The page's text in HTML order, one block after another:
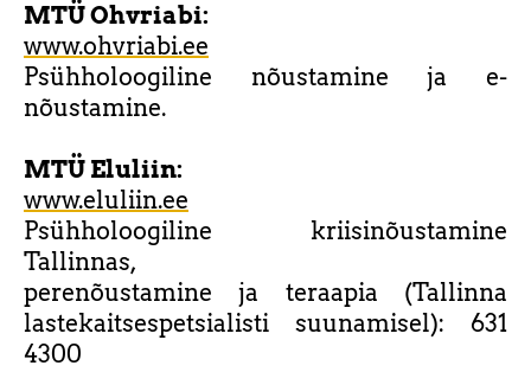
MTÜ Ohvriabi:
www.ohvriabi.ee
Psühholoogiline nõustamine ja e-
nõustamine.
MTÜ Eluliin:
www.eluliin.ee
Psühholoogiline kriisinõustamine
Tallinnas,
perenõustamine ja teraapia (Tallinna
lastekaitsespetsialisti suunamisel): 631
4300